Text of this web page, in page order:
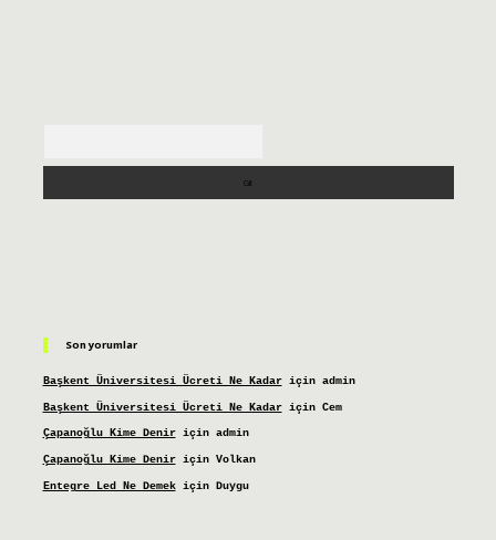
Son yorumlar
Başkent Üniversitesi Ücreti Ne Kadariçin admin
Başkent Üniversitesi Ücreti Ne Kadariçin Cem
Çapanoğlu Kime Deniriçin admin
Çapanoğlu Kime Deniriçin Volkan
Entegre Led Ne Demekiçin Duygu